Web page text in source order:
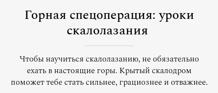
Горная спецоперация: уроки
скалолазания
Чтобы научиться скалолазанию, не обязательно
ехать в настоящие горы. Крытый скалодром
поможет тебе стать сильнее, грациознее и отважнее.